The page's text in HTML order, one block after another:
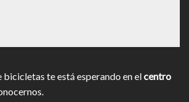
bicicletas te está esperando en elcentro